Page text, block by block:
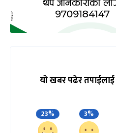
यो खबर पढेर
23% 3%